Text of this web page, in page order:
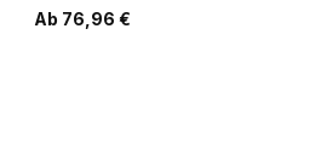
Ab 76,96 €